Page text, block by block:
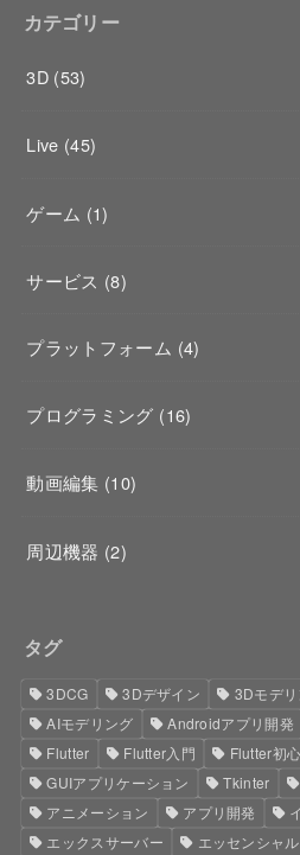
カテゴリー
3D (53)
Live (45)
ゲーム (1)
サービス (8)
プラットフォーム (4)
プログラミング (16)
動画編集 (10)
周辺機器 (2)
タグ
3DCG 3Dデザイン 3Dモデ
AIモデリング
Androidアプリ開発
Flutter
Flutter入門 Flutter初
GUIアプリケーション
Tkinter
アニメーション
アプリ開発
エックスサーバー
エッセンシャ